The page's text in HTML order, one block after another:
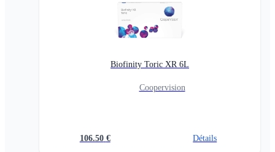
Biofinity Toric XR 6L
Coopervision
106.50 € Détails